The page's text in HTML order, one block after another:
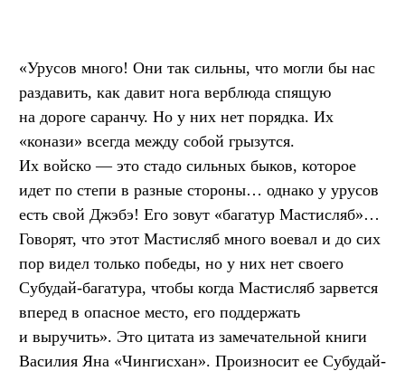
«Урусов много! Они так сильны, что могли бы нас
раздавить, как давит нога верблюда спящую
на дороге саранчу. Но у них нет порядка. Их
«конази» всегда между собой грызутся.
Их войско — это стадо сильных быков, которое
идет по степи в разные стороны… однако у урусов
есть свой Джэбэ! Его зовут «багатур Мастисляб»…
Говорят, что этот Мастисляб много воевал и до сих
пор видел только победы, но у них нет своего
Субудай-багатура, чтобы когда Мастисляб зарвется
вперед в опасное место, его поддержать
и выручить». Это цитата из замечательной книги
Василия Яна «Чингисхан». Произносит ее Субудай-